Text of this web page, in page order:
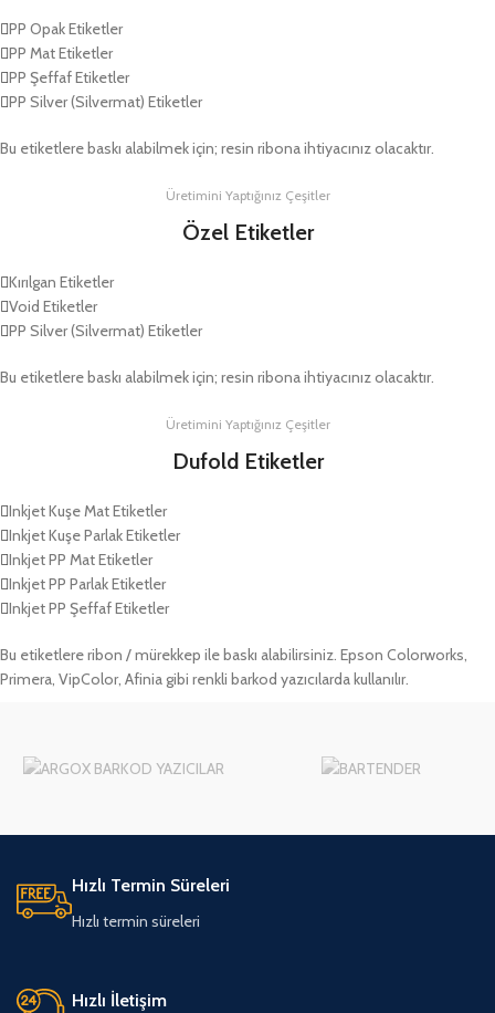
PP Opak Etiketler
PP Mat Etiketler
PP Şeffaf Etiketler
PP Silver (Silvermat) Etiketler
Bu etiketlere baskı alabilmek için; resin ribona ihtiyacınız olacaktır.
Üretimini Yaptığınız Çeşitler
Özel Etiketler
Kırılgan Etiketler
Void Etiketler
PP Silver (Silvermat) Etiketler
Bu etiketlere baskı alabilmek için; resin ribona ihtiyacınız olacaktır.
Üretimini Yaptığınız Çeşitler
Dufold Etiketler
Inkjet Kuşe Mat Etiketler
Inkjet Kuşe Parlak Etiketler
Inkjet PP Mat Etiketler
Inkjet PP Parlak Etiketler
Inkjet PP Şeffaf Etiketler
Bu etiketlere ribon / mürekkep ile baskı alabilirsiniz. Epson Colorworks,
Primera, VipColor, Afinia gibi renkli barkod yazıcılarda kullanılır.
Hızlı Termin Süreleri
Hızlı termin süreleri
Hızlı İletişim